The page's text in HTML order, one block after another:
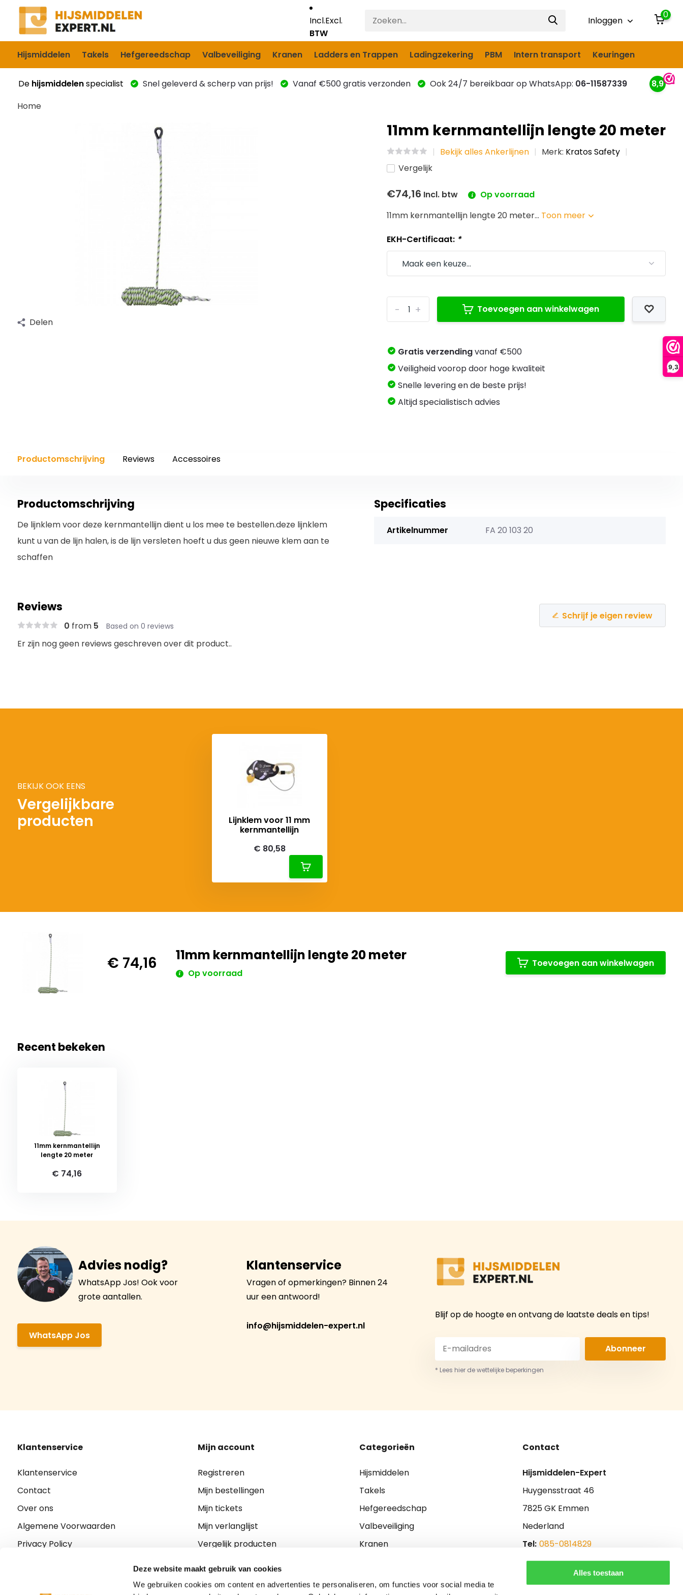
Deze website maakt gebruik van cookies
We gebruiken cookies om content en advertenties te personaliseren, om functies voor social media te
Alles toestaan
9,3
Incl.Excl.
BTW
Inloggen
0
Hijsmiddelen Takels Hefgereedschap Valbeveiliging Kranen Ladders en Trappen Ladingzekering PBM Intern transport Keuringen
De hijsmiddelenspecialist Snel geleverd & scherp van prijs! Vanaf €500 gratis verzonden Ook 24/7 bereikbaar op WhatsApp: 06-11587339
8,9
Home
Delen
11mm kernmantellijn lengte 20 meter
Bekijk alles Ankerlijnen Merk: Kratos Safety
Vergelijk
€74,16 Incl. btw
Op voorraad
11mm kernmantellijn lengte 20 meter... Toon meer
EKH-Certificaat: *
+
- Toevoegen aan winkelwagen
Gratis verzendingvanaf €500
Veiligheid voorop door hoge kwaliteit
Snelle levering en de beste prijs!
Altijd specialistisch advies
Productomschrijving Reviews Accessoires
Productomschrijving
De lijnklem voor deze kernmantellijn dient u los mee te bestellen.deze lijnklem
kunt u van de lijn halen, is de lijn versleten hoeft u dus geen nieuwe klem aan te
schaffen
Specificaties
Artikelnummer FA 20 103 20
Reviews
0 from 5 Based on 0 reviews
Schrijf je eigen review
Er zijn nog geen reviews geschreven over dit product..
BEKIJK OOK EENS
Vergelijkbare
producten
Lijnklem voor 11 mm
kernmantellijn
€ 80,58
€ 74,16 11mm kernmantellijn lengte 20 meter
Op voorraad
Toevoegen aan winkelwagen
Recent bekeken
11mm kernmantellijn
lengte 20 meter
€ 74,16
Advies nodig?
WhatsApp Jos! Ook voor
grote aantallen.
WhatsApp Jos
Klantenservice
Vragen of opmerkingen? Binnen 24
uur een antwoord!
info@hijsmiddelen-expert.nl
Blijf op de hoogte en ontvang de laatste deals en tips!
Abonneer
* Lees hier de wettelijke beperkingen
Klantenservice
Klantenservice
Contact
Over ons
Algemene Voorwaarden
Privacy Policy
Mijn account
Registreren
Mijn bestellingen
Mijn tickets
Mijn verlanglijst
Vergelijk producten
Categorieën
Hijsmiddelen
Takels
Hefgereedschap
Valbeveiliging
Kranen
Ladingzekering
Contact
Hijsmiddelen-Expert
Huygensstraat 46
7825 GK Emmen
Nederland
Tel: 085-0814829
E-mail: info@hijsmiddelen-expert.nl